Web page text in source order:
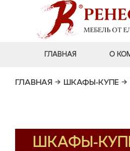
ГЛАВНАЯ О
ГЛАВНАЯ → ШКАФЫ-КУПЕ →
ШКАФЫ-